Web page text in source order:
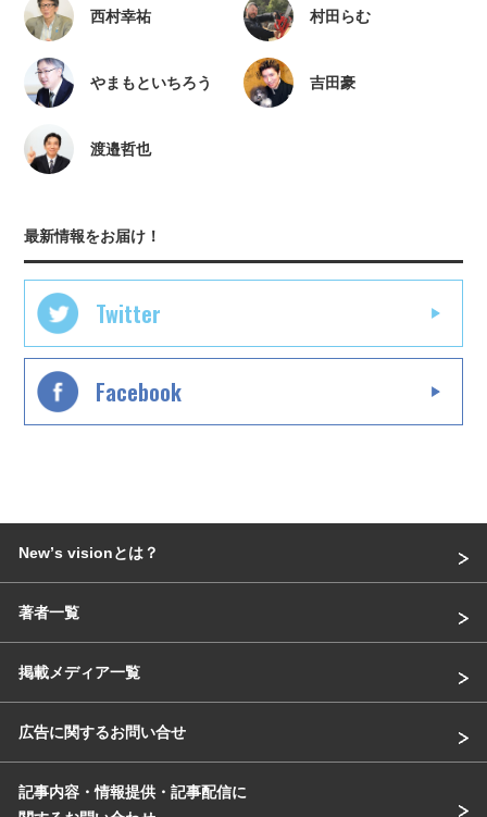
西村幸祐 村田らむ
やまもといちろう 吉田豪
渡邉哲也
最新情報をお届け！
Twitter
Facebook
Newʼs visionとは？
著者一覧
掲載メディア一覧
広告に関するお問い合せ
記事内容・情報提供・記事配信に